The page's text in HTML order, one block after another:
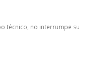
técnico, no interrumpe su